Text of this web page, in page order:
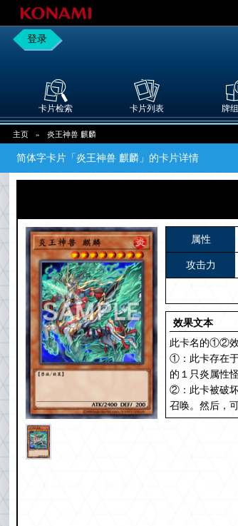
登录
卡片检索 卡片列表 牌
主页 » 炎王神兽 麒麟
简体字卡片「炎王神兽 麒麟」的卡片详情
属性
攻击力
效果文本
此卡名的①②效
①：此卡存在
的１只炎属性
②：此卡被破
召唤。然后，